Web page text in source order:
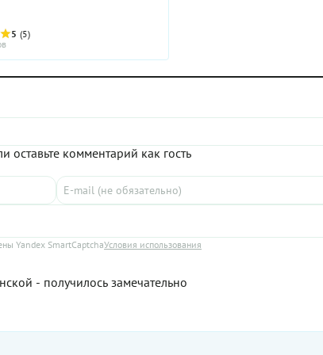
5 (5)
оставьте комментарий как гость
Yandex SmartCaptchaУсловия использования
- получилось замечательно